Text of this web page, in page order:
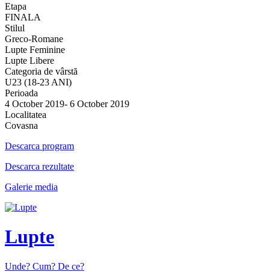
Etapa
FINALA
Stilul
Greco-Romane
Lupte Feminine
Lupte Libere
Categoria de vârstă
U23 (18-23 ANI)
Perioada
4 October 2019- 6 October 2019
Localitatea
Covasna
Descarca program
Descarca rezultate
Galerie media
Lupte
Unde? Cum? De ce?